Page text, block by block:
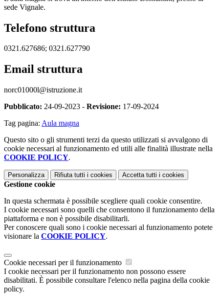
sede Vignale.
Telefono struttura
0321.627686; 0321.627790
Email struttura
norc01000l@istruzione.it
Pubblicato: 24-09-2023 - Revisione: 17-09-2024
Tag pagina: Aula magna
Questo sito o gli strumenti terzi da questo utilizzati si avvalgono di
cookie necessari al funzionamento ed utili alle finalità illustrate nella
COOKIE POLICY.
Personalizza Rifiuta tutti i cookies Accetta tutti i cookies
Gestione cookie
In questa schermata è possibile scegliere quali cookie consentire.
I cookie necessari sono quelli che consentono il funzionamento della
piattaforma e non è possibile disabilitarli.
Per conoscere quali sono i cookie necessari al funzionamento potete
visionare la COOKIE POLICY.
Cookie necessari per il funzionamento
I cookie necessari per il funzionamento non possono essere
disabilitati. È possibile consultare l'elenco nella pagina della cookie
policy.